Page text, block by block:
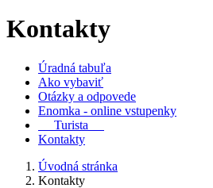
Kontakty
Úradná tabuľa
Ako vybaviť
Otázky a odpovede
Enomka - online vstupenky
Turista
Kontakty
Úvodná stránka
Kontakty